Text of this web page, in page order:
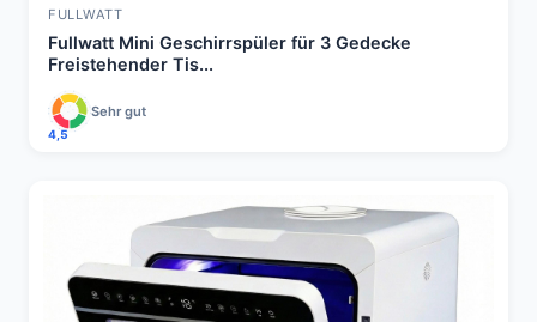
FULLWATT
Fullwatt Mini Geschirrspüler für 3 Gedecke
Freistehender Tis...
4,5
Sehr gut